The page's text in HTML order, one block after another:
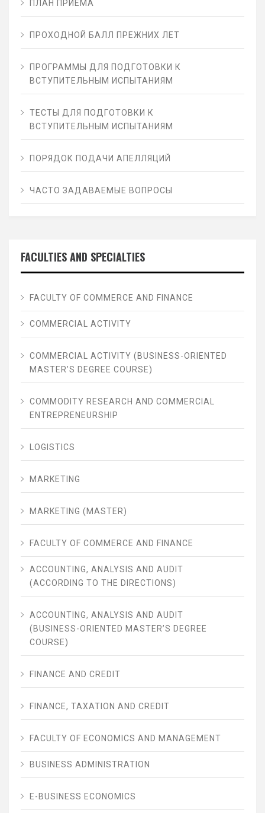
ПЛАН ПРИЁМА
ПРОХОДНОЙ БАЛЛ ПРЕЖНИХ ЛЕТ
ПРОГРАММЫ ДЛЯ ПОДГОТОВКИ К
ВСТУПИТЕЛЬНЫМ ИСПЫТАНИЯМ
ТЕСТЫ ДЛЯ ПОДГОТОВКИ К
ВСТУПИТЕЛЬНЫМ ИСПЫТАНИЯМ
ПОРЯДОК ПОДАЧИ АПЕЛЛЯЦИЙ
ЧАСТО ЗАДАВАЕМЫЕ ВОПРОСЫ
FACULTIES AND SPECIALTIES
FACULTY OF COMMERCE AND FINANCE
COMMERCIAL ACTIVITY
COMMERCIAL ACTIVITY (BUSINESS-ORIENTED
MASTER’S DEGREE COURSE)
COMMODITY RESEARCH AND COMMERCIAL
ENTREPRENEURSHIP
LOGISTICS
MARKETING
MARKETING (MASTER)
FACULTY OF COMMERCE AND FINANCE
ACCOUNTING, ANALYSIS AND AUDIT
(ACCORDING TO THE DIRECTIONS)
ACCOUNTING, ANALYSIS AND AUDIT
(BUSINESS-ORIENTED MASTER’S DEGREE
COURSE)
FINANCE AND CREDIT
FINANCE, TAXATION AND CREDIT
FACULTY OF ECONOMICS AND MANAGEMENT
BUSINESS ADMINISTRATION
E-BUSINESS ECONOMICS